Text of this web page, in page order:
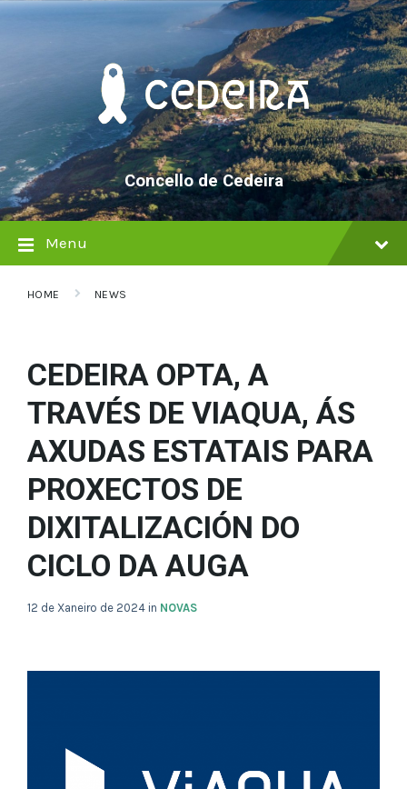
Skip
Skip
Skip
Concello de Cedeira
Menu
HOME NEWS
CEDEIRA OPTA, A
TRAVÉS DE VIAQUA, ÁS
AXUDAS ESTATAIS PARA
PROXECTOS DE
DIXITALIZACIÓN DO
CICLO DA AUGA
12 de Xaneiro de 2024 in NOVAS